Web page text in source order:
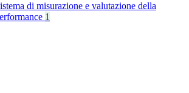
di misurazione e valutazione della
1